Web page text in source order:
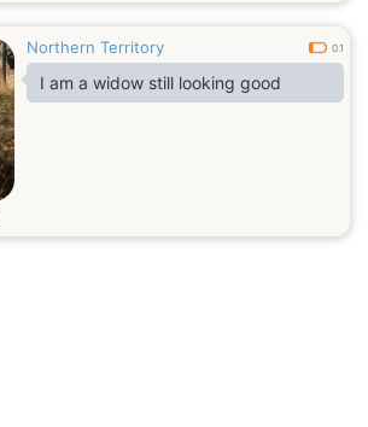
Northern Territory 0.1
I am a widow still looking good